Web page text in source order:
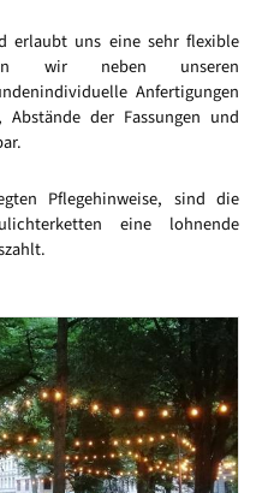
erlaubt uns eine sehr flexible
wir neben unseren
Anfertigungen
Abstände der Fassungen und
Pflegehinweise, sind die
eine lohnende